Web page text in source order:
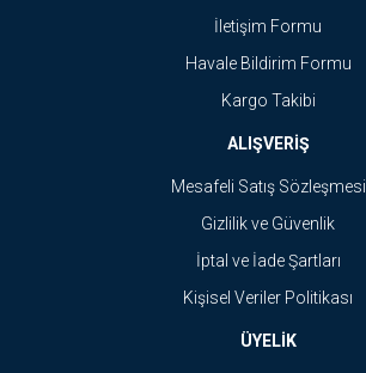
İletişim Formu
Havale Bildirim Formu
Kargo Takibi
ALIŞVERİŞ
Mesafeli Satış Sözleşmesi
Gizlilik ve Güvenlik
İptal ve İade Şartları
Kişisel Veriler Politikası
ÜYELİK